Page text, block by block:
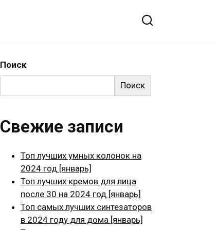
Поиск
Поиск
Свежие записи
Топ лучших умных колонок на
2024 год [январь]
Топ лучших кремов для лица
после 30 на 2024 год [январь]
Топ самых лучших синтезаторов
в 2024 году для дома [январь]